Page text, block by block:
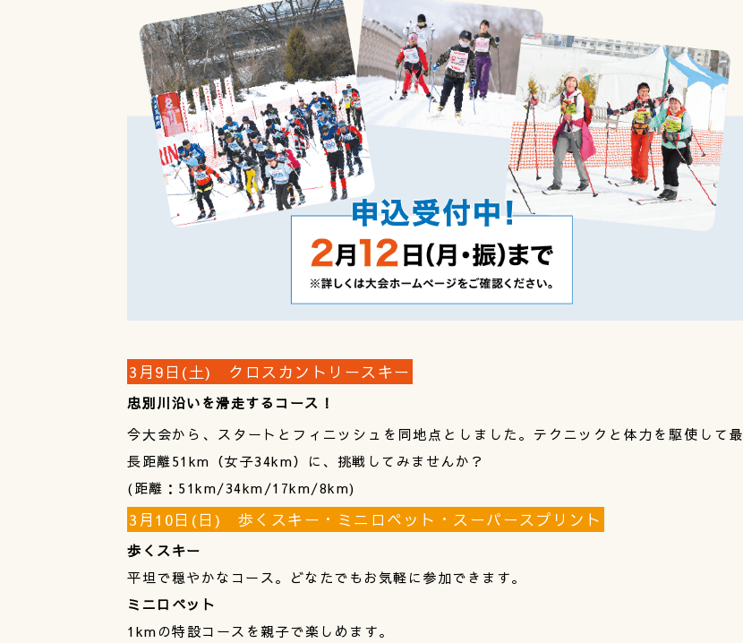
3月9日(土) クロスカントリースキー
忠別川沿いを滑走するコース！
今大会から、スタートとフィニッシュを同地点としました。テクニックと体力を駆使して最
長距離51km（女子34km）に、挑戦してみませんか？
(距離：51km/34km/17km/8km)
3月10日(日) 歩くスキー・ミニロペット・スーパースプリント
歩くスキー
平坦で穏やかなコース。どなたでもお気軽に参加できます。
ミニロペット
1kmの特設コースを親子で楽しめます。